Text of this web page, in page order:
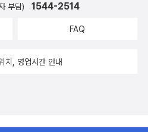
부담) 1544-2514
FAQ
치, 영업시간 안내